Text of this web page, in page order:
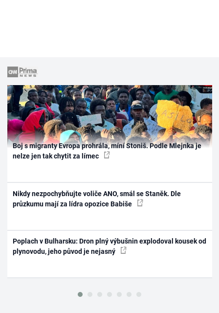
Boj s migranty Evropa prohrála, míní Stoniš. Podle Mlejnka je
nelze jen tak chytit za límec
Nikdy nezpochybňujte voliče ANO, smál se Staněk. Dle
průzkumu mají za lídra opozice Babiše
Poplach v Bulharsku: Dron plný výbušnin explodoval kousek od
plynovodu, jeho původ je nejasný